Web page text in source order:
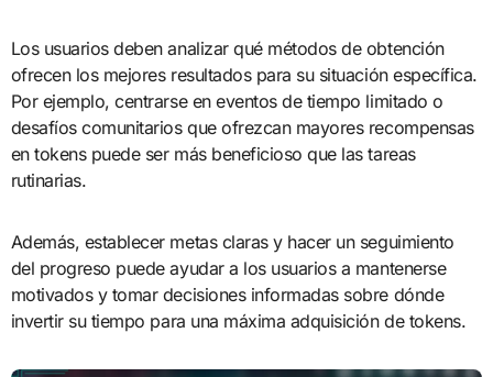
Los usuarios deben analizar qué métodos de obtención
ofrecen los mejores resultados para su situación específica.
Por ejemplo, centrarse en eventos de tiempo limitado o
desafíos comunitarios que ofrezcan mayores recompensas
en tokens puede ser más beneficioso que las tareas
rutinarias.
Además, establecer metas claras y hacer un seguimiento
del progreso puede ayudar a los usuarios a mantenerse
motivados y tomar decisiones informadas sobre dónde
invertir su tiempo para una máxima adquisición de tokens.